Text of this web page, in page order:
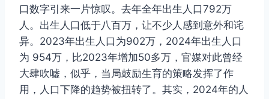
口数字引来一片惊叹。去年全年出生人口792万
人。出生人口低于八百万，让不少人感到意外和诧
异。2023年出生人口为902万，2024年出生人口
为 954万，比2023年增加50多万，官媒对此曾经
大肆吹嘘，似乎，当局鼓励生育的策略发挥了作
用，人口下降的趋势被扭转了。其实，2024年的人